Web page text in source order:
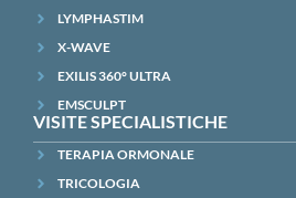
LYMPHASTIM
X-WAVE
EXILIS 360° ULTRA
EMSCULPT
VISITE SPECIALISTICHE
TERAPIA ORMONALE
TRICOLOGIA